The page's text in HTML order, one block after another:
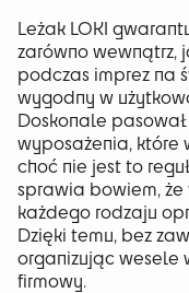
Leżak LOKI
zarówno wewnątrz,
podczas imprez na
wygodny w
Doskonale
wyposażenia, które
choć nie jest to
sprawia bowiem,
każdego rodzaju
Dzięki temu, bez
organizując wesele
firmowy.